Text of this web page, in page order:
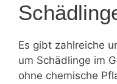
Es gibt zahlreiche
um Schädlinge im
ohne chemische